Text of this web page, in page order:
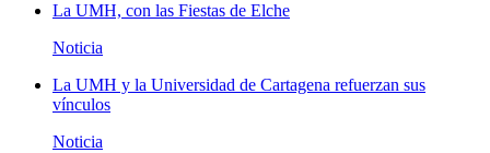
La UMH, con las Fiestas de Elche
Noticia
La UMH y la Universidad de Cartagena refuerzan sus
vínculos
Noticia